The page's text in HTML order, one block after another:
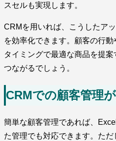
スセルも実現します。
CRMを用いれば、こうしたア
を効率化できます。顧客の行
タイミングで最適な商品を提
つながるでしょう。
CRMでの顧客管理
簡単な顧客管理であれば、
た管理でも対応できます。た